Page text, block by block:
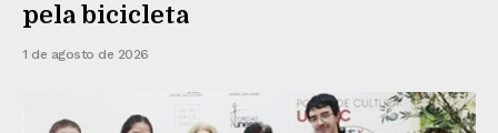
pela bicicleta
1 de agosto de 2026